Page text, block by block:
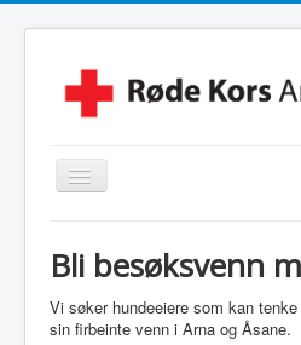
Skjul/Vis
navigasjon
Lokalforening
Leksehjelpen
Bli besøksvenn
Vi søker hundeeiere som kan
sin firbeinte venn i Arna og Åsane.